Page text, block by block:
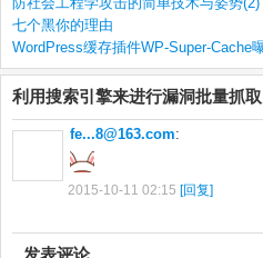
七个黑你的理由
WordPress缓存插件WP-Super-Cache
利用搜索引擎来进行漏洞批量抓
fe...8@163.com:
2015-10-11 02:15 [回复]
发表评论